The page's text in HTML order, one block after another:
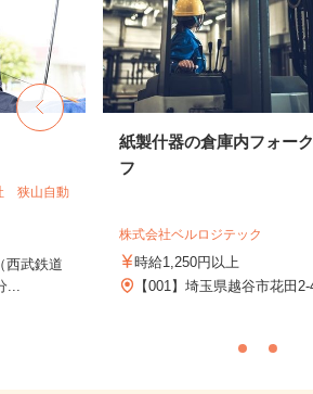
狭山自動
西武鉄道
紙製什器の倉庫内フォー
フ
株式会社ベルロジテック
時給1,250円以上
【001】埼玉県越谷市花田2-